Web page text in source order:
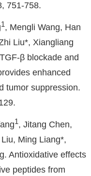
751-758.
1, Mengli Wang, Han
Liu*, Xiangliang
β blockade and
enhanced
tumor suppression.
1, Jitang Chen,
Ming Liang*,
Antioxidative effects
peptides from